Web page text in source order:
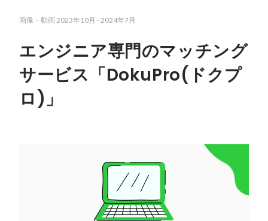
画像・動画2023年10月 -2024年7月
エンジニア専門のマッチング
サービス「DokuPro(ドクプ
ロ)」